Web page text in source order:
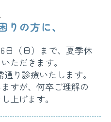
りの方に、
日（日）まで、夏季休
ただきます。
り診療いたします。
すが、何卒ご理解の
上げます。